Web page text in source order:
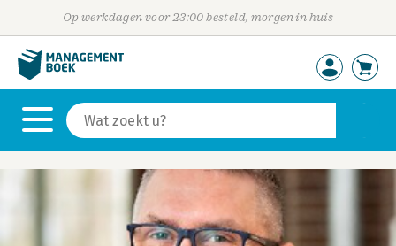
Op werkdagen voor 23:00 besteld, morgen in huis